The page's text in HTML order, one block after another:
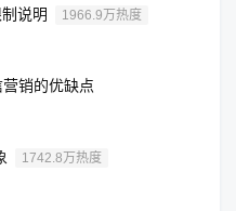
说明 1966.9万热度
销的优缺点
1742.8万热度